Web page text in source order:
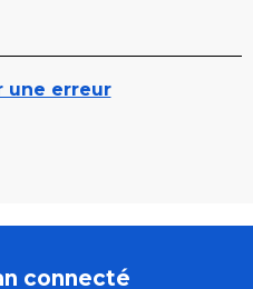
une erreur
connecté